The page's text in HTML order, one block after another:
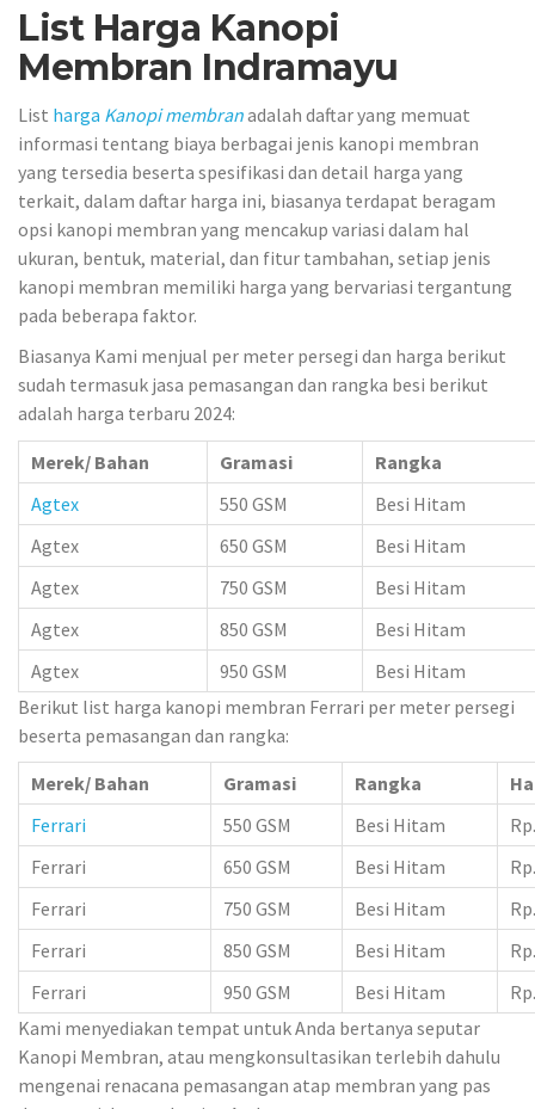
List Harga Kanopi
Membran Indramayu
List harga Kanopi membranadalah daftar yang memuat
informasi tentang biaya berbagai jenis kanopi membran
yang tersedia beserta spesifikasi dan detail harga yang
terkait, dalam daftar harga ini, biasanya terdapat beragam
opsi kanopi membran yang mencakup variasi dalam hal
ukuran, bentuk, material, dan fitur tambahan, setiap jenis
kanopi membran memiliki harga yang bervariasi tergantung
pada beberapa faktor.
Biasanya Kami menjual per meter persegi dan harga berikut
sudah termasuk jasa pemasangan dan rangka besi berikut
adalah harga terbaru 2024:
Merek/ Bahan Gramasi
Rangka
Agtex
550 GSM
Besi Hitam
Agtex
650 GSM
Besi Hitam
Agtex
750 GSM
Besi Hitam
Agtex
850 GSM
Besi Hitam
Agtex
950 GSM
Besi Hitam
Berikut list harga kanopi membran Ferrari per meter persegi
beserta pemasangan dan rangka:
Merek/ Bahan Gramasi Rangka
Ferrari
550 GSM Besi Hitam
Ferrari
650 GSM Besi Hitam
Ferrari
750 GSM Besi Hitam
Ferrari
850 GSM Besi Hitam
Ferrari
950 GSM Besi Hitam
Kami menyediakan tempat untuk Anda bertanya seputar
Kanopi Membran, atau mengkonsultasikan terlebih dahulu
mengenai renacana pemasangan atap membran yang pas